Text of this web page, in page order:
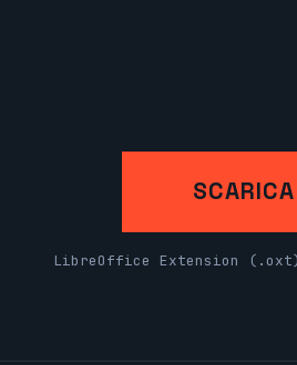
LibreOffice Extension (.oxt)